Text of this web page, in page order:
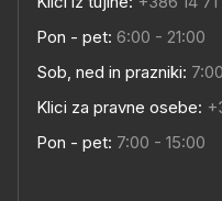
Pon - pet: 6:00 - 21:00
Sob, ned in prazniki:
Klici za pravne osebe:
Pon - pet: 7:00 - 15:00